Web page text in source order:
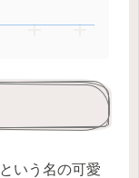
という名の可愛